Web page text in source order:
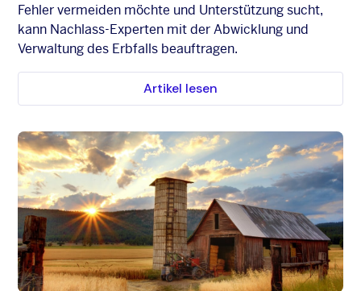
Fehler vermeiden möchte und Unterstützung sucht,
kann Nachlass-Experten mit der Abwicklung und
Verwaltung des Erbfalls beauftragen.
Artikel lesen